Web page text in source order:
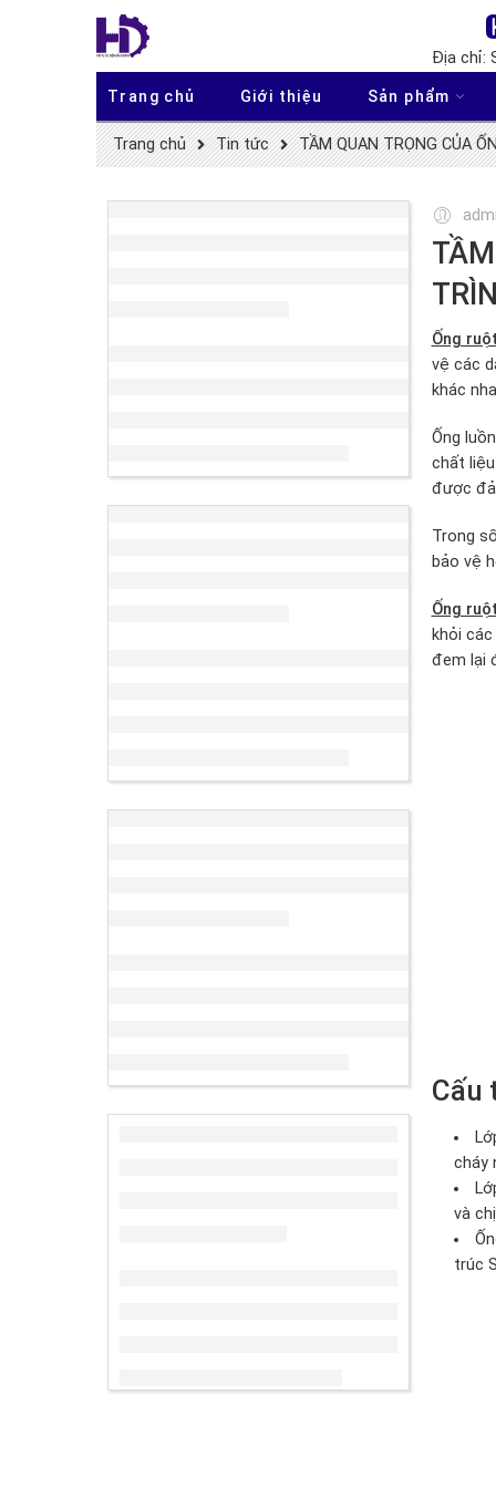
Địa chỉ:
Trang chủ Giới thiệu Sản phẩm
Trang chủ Tin tức TẦM QUAN TRỌNG CỦA
Ống
vệ các
khác
Ống
chất
được
Trong
bảo vệ
Ống
khỏi
đem lại
Cấu
cháy
và
trúc